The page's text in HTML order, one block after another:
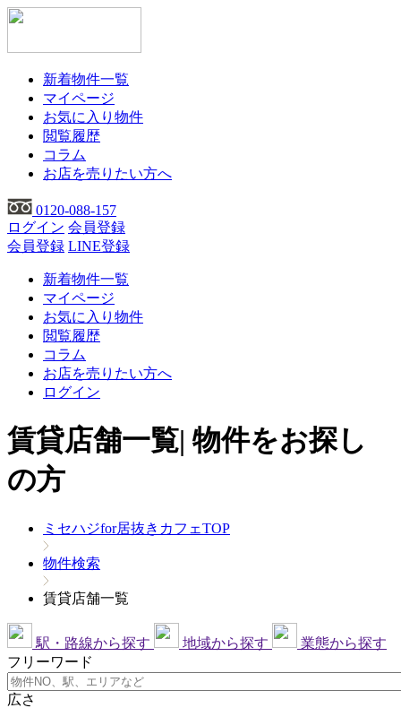
新着物件一覧
マイページ
お気に入り物件
閲覧履歴
コラム
お店を売りたい方へ
0120-088-157
ログイン 会員登録
会員登録 LINE登録
新着物件一覧
マイページ
お気に入り物件
閲覧履歴
コラム
お店を売りたい方へ
ログイン
賃貸店舗一覧| 物件をお探し
の方
ミセハジfor居抜きカフェTOP
物件検索
賃貸店舗一覧
駅・路線から探す 地域から探す
業態から探す
フリーワード
広さ